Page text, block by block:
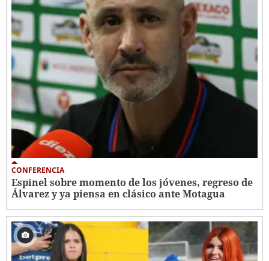
CONFERENCIA
Espinel sobre momento de los jóvenes, regreso de
Álvarez y ya piensa en clásico ante Motagua